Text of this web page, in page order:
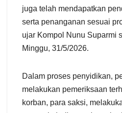
juga telah mendapatkan
serta penanganan sesuai
ujar Kompol Nunu Suparmi
Minggu, 31/5/2026.
Dalam proses penyidikan,
melakukan pemeriksaan
korban, para saksi,